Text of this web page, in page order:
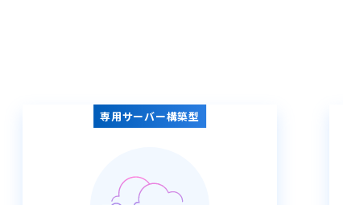
専用サーバー構築型